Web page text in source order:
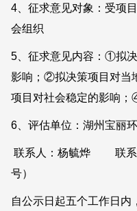
4、征求意见对象：受项
会组织
5、征求意见内容：①拟
影响；②拟决策项目对当
项目对社会稳定的影响；
6、评估单位：湖州宝丽
联系人：杨毓烨 联系
号）
自公示日起五个工作日内